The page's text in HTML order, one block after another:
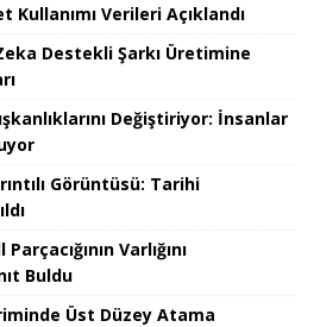
Kullanımı Verileri Açıklandı
Destekli Şarkı Üretimine
Değiştiriyor: İnsanlar
Görüntüsü: Tarihi
Varlığını
Buldu
Üst Düzey Atama